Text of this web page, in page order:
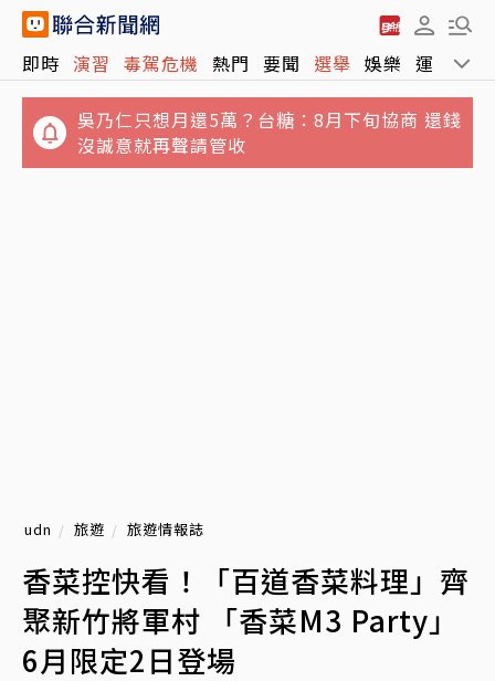
即時 演習 毒駕危機 熱門 要聞 選舉 娛樂 運動 全
沒誠意就再聲請管收
自曝母親過世遺產稅4800萬！股市達人籲：父
母提早布局避稅務陷阱
udn 旅遊 旅遊情報誌
香菜控快看！「百道香菜料理」齊
聚新竹將軍村 「香菜M3 Party」
6月限定2日登場